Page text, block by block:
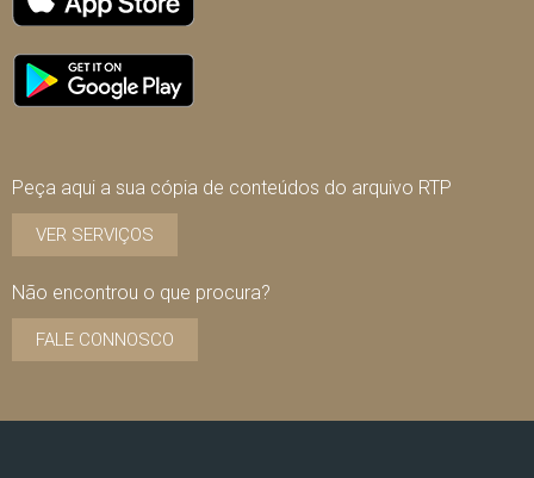
Peça aqui a sua cópia de conteúdos do arquivo RTP
VER SERVIÇOS
Não encontrou o que procura?
FALE CONNOSCO